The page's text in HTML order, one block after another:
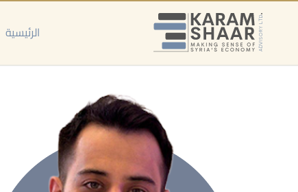
تخطي
المحتوى
الرئيسية